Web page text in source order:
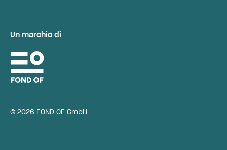
Un marchio di
© 2026 FOND OF GmbH